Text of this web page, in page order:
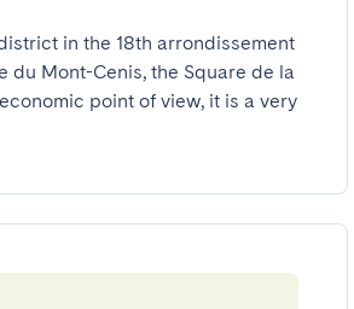
in the 18th arrondissement
du Mont-Cenis, the Square de la
point of view, it is a very